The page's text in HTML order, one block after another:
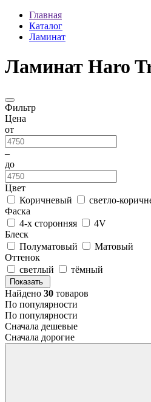
Главная
Каталог
Ламинат
Ламинат Haro
Фильтр
Цена
от
–
до
Цвет
Коричневый
светло-
Фаска
4-х сторонняя
4V
Блеск
Полуматовый
Матовый
Оттенок
светлый
тёмный
Показать
Найдено 30 товаров
По популярности
По популярности
Сначала дешевые
Сначала дорогие